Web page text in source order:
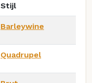
Stijl
Barleywine
Quadrupel